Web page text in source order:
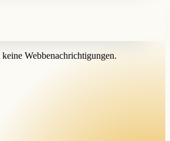
Webbenachrichtigungen.